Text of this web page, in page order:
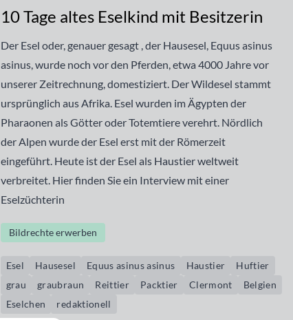
10 Tage altes Eselkind mit Besitzerin
Der Esel oder, genauer gesagt , der Hausesel, Equus asinus
asinus, wurde noch vor den Pferden, etwa 4000 Jahre vor
unserer Zeitrechnung, domestiziert. Der Wildesel stammt
ursprünglich aus Afrika. Esel wurden im Ägypten der
Pharaonen als Götter oder Totemtiere verehrt. Nördlich
der Alpen wurde der Esel erst mit der Römerzeit
eingeführt. Heute ist der Esel als Haustier weltweit
verbreitet. Hier finden Sie ein Interview mit einer
Eselzüchterin
Bildrechte erwerben
Esel Hausesel Equus asinus asinus Haustier
Huftier
grau
graubraun Reittier Packtier Clermont
Belgien
Eselchen
redaktionell